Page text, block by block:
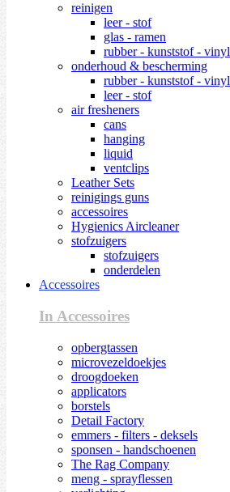
reinigen
leer - stof
glas - ramen
rubber - kunststof - vinyl
onderhoud & bescherming
rubber - kunststof - vinyl
leer - stof
air fresheners
cans
hanging
liquid
ventclips
Leather Sets
reinigings guns
accessoires
Hygienics Aircleaner
stofzuigers
stofzuigers
onderdelen
Accessoires
In Accessoires
opbergtassen
microvezeldoekjes
droogdoeken
applicators
borstels
Detail Factory
emmers - filters - deksels
sponsen - handschoenen
The Rag Company
meng - sprayflessen